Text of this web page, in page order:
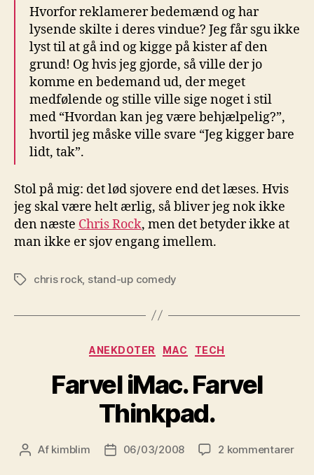
Hvorfor reklamerer bedemænd og har
lysende skilte i deres vindue? Jeg får sgu ikke
lyst til at gå ind og kigge på kister af den
grund! Og hvis jeg gjorde, så ville der jo
komme en bedemand ud, der meget
medfølende og stille ville sige noget i stil
med “Hvordan kan jeg være behjælpelig?”,
hvortil jeg måske ville svare “Jeg kigger bare
lidt, tak”.
Stol på mig: det lød sjovere end det læses. Hvis
jeg skal være helt ærlig, så bliver jeg nok ikke
den næste Chris Rock, men det betyder ikke at
man ikke er sjov engang imellem.
Tagschris rock, stand-up comedy
Kategorier
ANEKDOTER MAC TECH
Farvel iMac. Farvel
Thinkpad.
Indlægsforfatter
Af kimblim Indlægsdato
06/03/2008 2 kommentarertil